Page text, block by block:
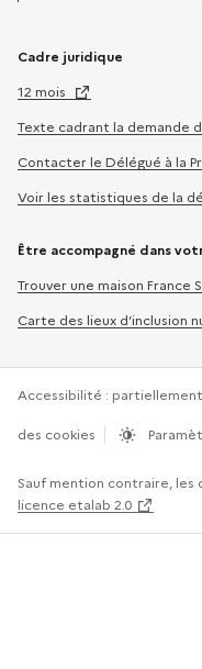
Cadre juridique
12 mois
Texte cadrant la demande
Contacter le Délégué à la
Voir les statistiques de la
Être accompagné dans
Trouver une maison France
Carte des lieux d’inclusion
Accessibilité :
des cookies
Sauf mention contraire, les
licence etalab 2.0